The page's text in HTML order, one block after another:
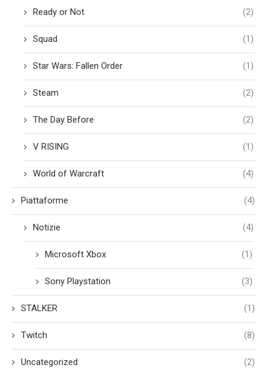
Ready or Not (2)
Squad (1)
Star Wars: Fallen Order (1)
Steam (2)
The Day Before (2)
V RISING (1)
World of Warcraft (4)
Piattaforme (4)
Notizie (4)
Microsoft Xbox (1)
Sony Playstation (3)
STALKER (1)
Twitch (8)
Uncategorized (2)